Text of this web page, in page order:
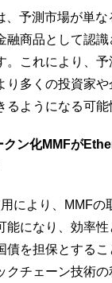
、予測市場が単な
融商品として認
。これにより、
り多くの投資家
るようになる可能
ン化MMFが
により、MMFの
能になり、効率
債を担保とする
クチェーン技術